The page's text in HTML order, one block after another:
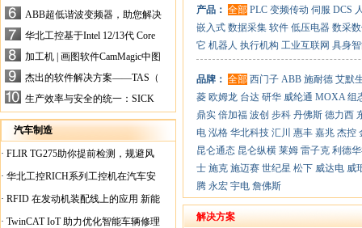
任务选型）更新预告
ABB超低谐波变频器，助您解决
电气设备运行难题！
华北工控基于Intel 12/13代 Core
的ATX-6159嵌入式主板，推进
机器人市场
加工机 | 画图软件CamMagic中图
层整合的问题
杰出的软件解决方案——TAS（
Turck Automation Suite）
生产效率与安全的统一：SICK
关于机器人技术传感器解决方案
的采访
汽车制造
· FLIR TG275助你提前检测，规避风
险！
· 华北工控RICH系列工控机在汽车安
全检测行业中的应用
· RFID 在发动机装配线上的应用 新能
源汽车爆炸频发？
· TwinCAT IoT 助力优化智能车辆修理
产品： 全部 PLC 变频传动 伺服 DCS
嵌入式 数据采集 软件 低压电器 数采
它 机器人 执行机构 工业互联网 具身
品牌： 全部 西门子 ABB 施耐德 艾默
菱 欧姆龙 台达 研华 威纶通 MOXA 组
鼎实 倍加福 波创 步科 丹佛斯 德力西
电 泓格 华北科技 汇川 惠丰 嘉兆 杰控
昆仑通态 昆仑纵横 莱姆 雷子克 利德
士 施克 施迈赛 世纪星 松下 威达电 威
腾 永宏 宇电 詹佛斯
解决方案